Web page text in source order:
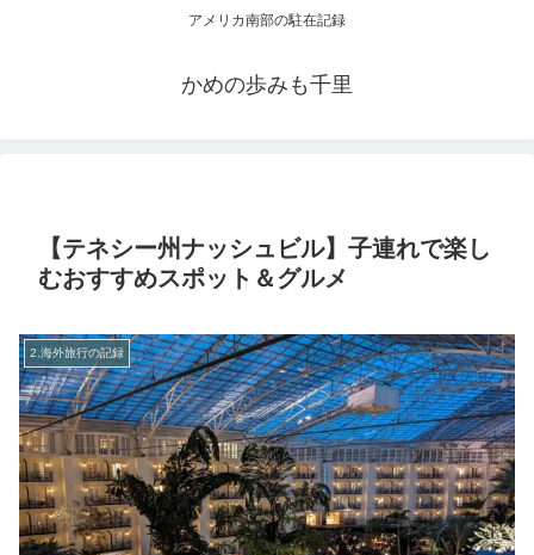
アメリカ南部の駐在記録
かめの歩みも千里
【テネシー州ナッシュビル】子連れで楽し
むおすすめスポット＆グルメ
2.海外旅行の記録